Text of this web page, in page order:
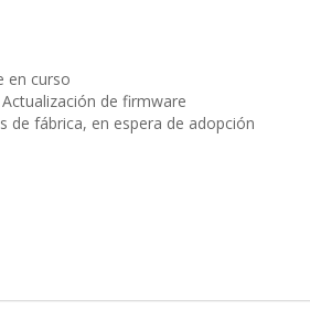
en curso
de firmware
de fábrica, en espera de adopción